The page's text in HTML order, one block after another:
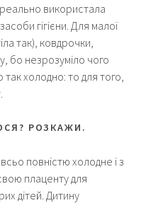
використала
гігієни. Для малої
так), ковдрочки,
бо незрозуміло чого
холодно: то для того,
РОЗКАЖИ.
повністю холодне і з
плаценту для
дітей. Дитину